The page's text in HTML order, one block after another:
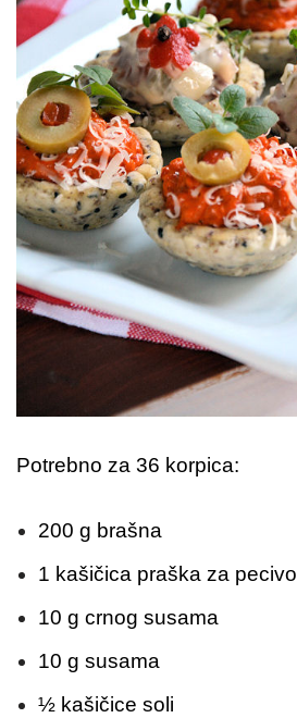
Potrebno za 36 korpica:
200 g brašna
1 kašičica praška za pecivo
10 g crnog susama
10 g susama
½ kašičice soli